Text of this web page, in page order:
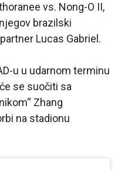
vs. Nong-O II,
brazilski
Lucas Gabriel.
u u udarnom terminu
se suočiti sa
Zhang
na stadionu